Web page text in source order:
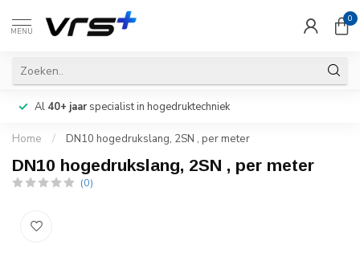
MENU
0
Al 40+ jaarspecialist in hogedruktechniek
Home / DN10 hogedrukslang, 2SN , per meter
DN10 hogedrukslang, 2SN , per meter
(0)